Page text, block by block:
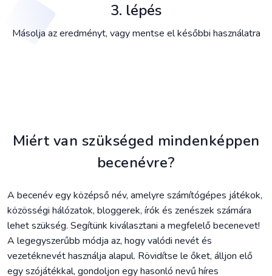
3. lépés
Másolja az eredményt, vagy mentse el későbbi használatra
Miért van szükséged mindenképpen
becenévre?
A becenév egy középső név, amelyre számítógépes játékok,
közösségi hálózatok, bloggerek, írók és zenészek számára
lehet szükség. Segítünk kiválasztani a megfelelő becenevet!
A legegyszerűbb módja az, hogy valódi nevét és
vezetéknevét használja alapul. Rövidítse le őket, álljon elő
egy szójátékkal, gondoljon egy hasonló nevű híres